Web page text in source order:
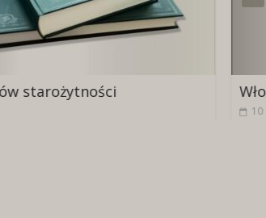
Włocławskie zaprasza